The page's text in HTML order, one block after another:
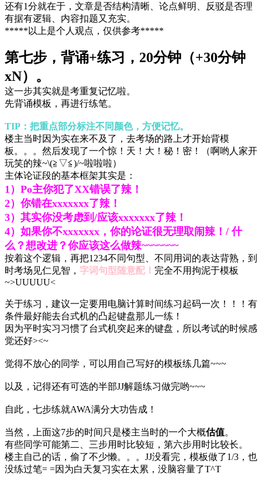
还有1分就在于，文章是否结构清晰、论点鲜明、反驳是否理
有据有逻辑、内容扣题又充实。
*****以上是个人观点，仅供参考*****
第七步，背诵+练习，20分钟（+30分钟
xN）。
这一步其实就是考重复记忆啦。
先背诵模板，再进行练笔。
TIP：把重点部分标注不同颜色，方便记忆。
楼主当时因为实在来不及了，去考场的路上才开始背模
板。。。然后发现了一个惊！天！大！秘！密！（啊哟人家开
玩笑的辣~\(≧▽≦)/~啦啦啦）
主体论证段的基本框架其实是：
1）Po主你犯了XX错误了辣！
2）你错在xxxxxxx了辣！
3）其实你没考虑到/应该xxxxxxx了辣！
4）如果你不xxxxxxx，你的论证很无理取闹辣！/ 什
么？想改进？你应该这么做辣~~~~~~~
按着这个逻辑，再把1234不同句型、不同用词的表达背熟，到
时考场见仁见智， 字词句型随意配！ 完全不用拘泥于模板
~>UUUUU<
关于练习，建议一定要用电脑计算时间练习起码一次！！！有
条件最好能去台式机的凸起键盘那儿一练！
因为平时实习习惯了台式机突起来的键盘，所以考试的时候感
觉还好><~
觉得不放心的同学，可以用自己写好的模板练几篇~~~
以及，记得还有可选的半部JJ解题练习做完哟~~~
自此，七步练就AWA满分大功告成！
当然，上面这7步的时间只是楼主当时的一个大概估值。
有些同学可能第二、三步用时比较短，第六步用时比较长。
楼主自己的话，偷了不少懒。。。JJ没看完，模板做了1/3，也
没练过笔= =因为白天复习实在太累，没脑容量了T^T